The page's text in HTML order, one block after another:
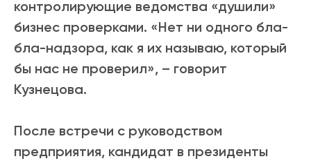
контролирующие ведомства «душили»
бизнес проверками. «Нет ни одного бла-
бла-надзора, как я их называю, который
бы нас не проверил», – говорит
Кузнецова.
После встречи с руководством
предприятия, кандидат в президенты